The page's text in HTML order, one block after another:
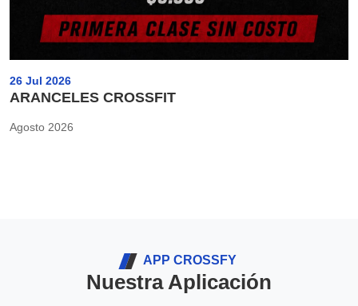
26 Jul 2026
ARANCELES CROSSFIT
Agosto 2026
APP CROSSFY
Nuestra Aplicación